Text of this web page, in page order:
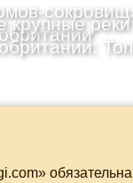
крупные